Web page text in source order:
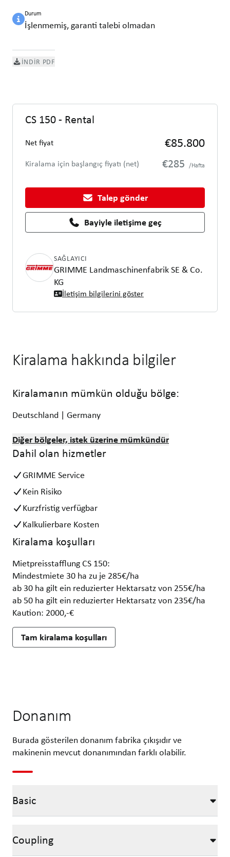
Durum
İşlenmemiş, garanti talebi olmadan
İNDIR PDF
CS 150 - Rental
Net fiyat €85.800
Kiralama için başlangıç fiyatı (net) €285 /Hafta
Talep gönder
Bayiyle iletişime geç
SAĞLAYICI
GRIMME Landmaschinenfabrik SE & Co.
KG
İletişim bilgilerini göster
Kiralama hakkında bilgiler
Kiralamanın mümkün olduğu bölge:
Deutschland | Germany
Diğer bölgeler, istek üzerine mümkündür
Dahil olan hizmetler
GRIMME Service
Kein Risiko
Kurzfristig verfügbar
Kalkulierbare Kosten
Kiralama koşulları
Mietpreisstafflung CS 150:
Mindestmiete 30 ha zu je 285€/ha
ab 30 ha gilt ein reduzierter Hektarsatz von 255€/ha
ab 50 ha gilt ein reduzierter Hektarsatz von 235€/ha
Kaution: 2000,-€
Tam kiralama koşulları
Donanım
Burada gösterilen donanım fabrika çıkışıdır ve
makinenin mevcut donanımından farklı olabilir.
Basic
Coupling